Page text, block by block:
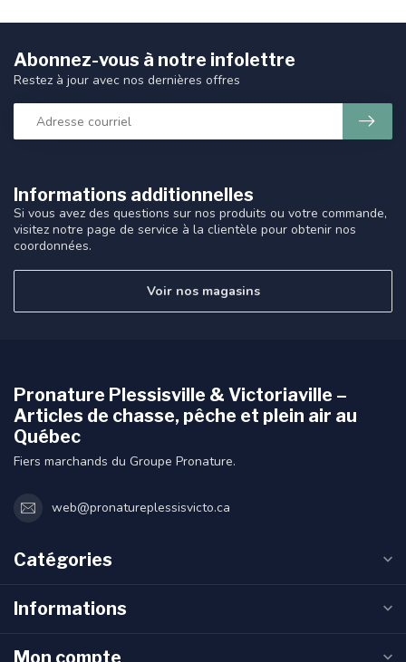
Informations additionnelles
Si vous avez des questions sur nos produits ou votre commande,
visitez notre page de service à la clientèle pour obtenir nos
coordonnées.
Voir nos magasins
Abonnez-vous à notre infolettre
Restez à jour avec nos dernières offres
Pronature Plessisville & Victoriaville –
Articles de chasse, pêche et plein air au
Québec
Fiers marchands du Groupe Pronature.
web@pronatureplessisvicto.ca
Catégories
Informations
Mon compte